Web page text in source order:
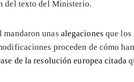
del texto del Ministerio.
unas alegaciones que los
proceden de cómo
de la resolución europea citada